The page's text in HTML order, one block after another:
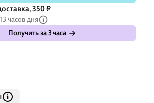
350 ₽
часов дня
Получить за 3 часа